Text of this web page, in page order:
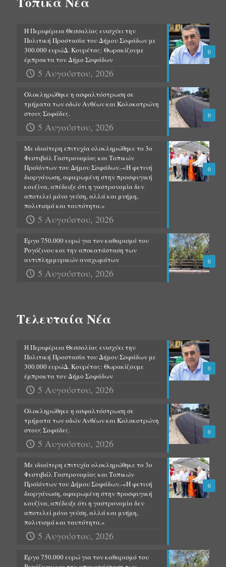
0
Η Περιφέρεια Θεσσαλίας ενισχύει την
Πολιτική Προστασία του Δήμου Σοφάδων με
300.000 ευρώΔ. Κουρέτας: Θωρακίζουμε
έμπρακτα τον Δήμο Σοφάδων
5 Αυγούστου, 2026
0
Ολοκληρώθηκε η ασφαλτόστρωση σε
τμήματα των οδών Ανθέων και Κολοκοτρώνη
στους Σοφάδες.
5 Αυγούστου, 2026
0
Με ιδιαίτερη επιτυχία ολοκληρώθηκε το 3ο
Φεστιβάλ Γαστρονομίας και Τοπικών
Προϊόντων του Δήμου Σοφάδων.-«Η φετινή
διοργάνωση, αφιερωμένη στην προσφυγική
κουζίνα, απέδειξε ότι η γαστρονομία δεν
αποτελεί μόνο γεύση, αλλά και μνήμη,
πολιτισμό και ταυτότητα.»
5 Αυγούστου, 2026
0
Έργο 750.000 ευρώ για τον καθαρισμό του
Ρογόζινου και την αποκατάσταση των
αντιπλημμυρικών αναχωμάτων
5 Αυγούστου, 2026
Τελευταία Νέα
0
Η Περιφέρεια Θεσσαλίας ενισχύει την
Πολιτική Προστασία του Δήμου Σοφάδων με
300.000 ευρώΔ. Κουρέτας: Θωρακίζουμε
έμπρακτα τον Δήμο Σοφάδων
5 Αυγούστου, 2026
0
Ολοκληρώθηκε η ασφαλτόστρωση σε
τμήματα των οδών Ανθέων και Κολοκοτρώνη
στους Σοφάδες.
5 Αυγούστου, 2026
0
Με ιδιαίτερη επιτυχία ολοκληρώθηκε το 3ο
Φεστιβάλ Γαστρονομίας και Τοπικών
Προϊόντων του Δήμου Σοφάδων.-«Η φετινή
διοργάνωση, αφιερωμένη στην προσφυγική
κουζίνα, απέδειξε ότι η γαστρονομία δεν
αποτελεί μόνο γεύση, αλλά και μνήμη,
πολιτισμό και ταυτότητα.»
5 Αυγούστου, 2026
Έργο 750.000 ευρώ για τον καθαρισμό του